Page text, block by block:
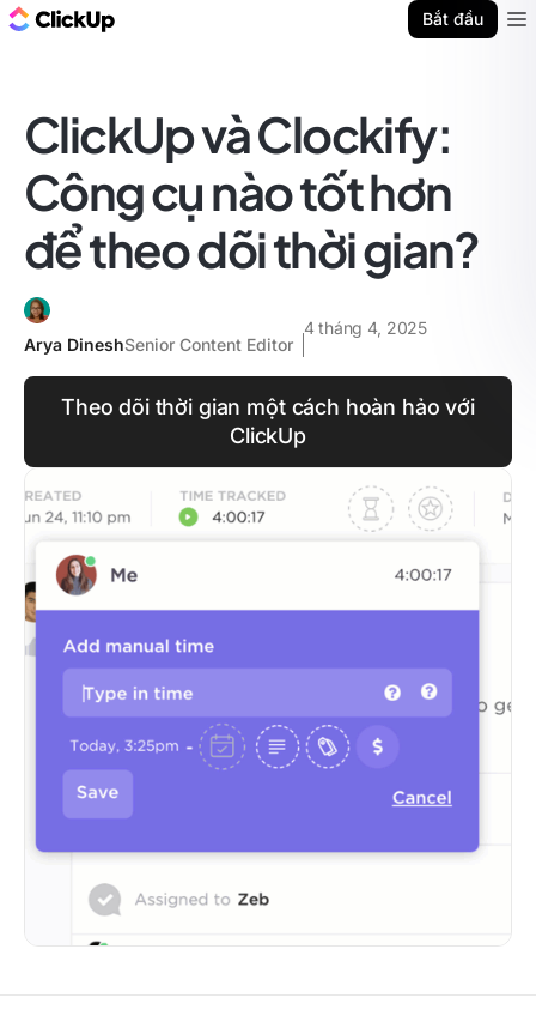
Bắt đầu
ClickUp và Clockify:
Công cụ nào tốt hơn
để theo dõi thời gian?
Arya DineshSenior Content Editor
4 tháng 4, 2025
Theo dõi thời gian một cách hoàn hảo với
ClickUp